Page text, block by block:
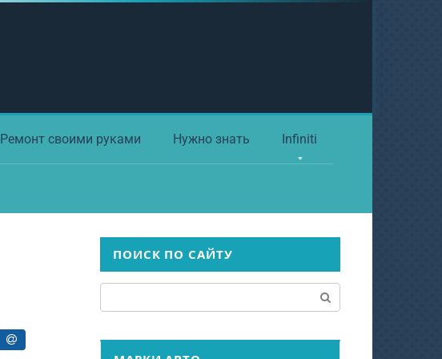
Ремонт своими руками Нужно знать Infiniti
ПОИСК ПО САЙТУ